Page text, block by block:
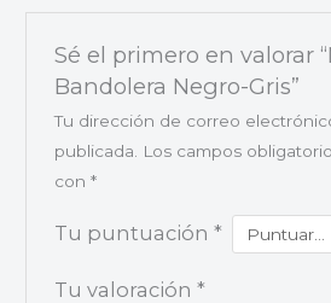
Sé el primero en valorar
Bandolera Negro-Gris”
Tu dirección de correo
publicada.
Los campos
con *
Tu puntuación *
Tu valoración *